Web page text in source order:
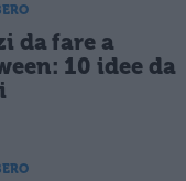
tradizionali
da fare a
10 idee da